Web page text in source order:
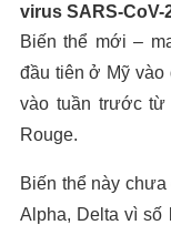
virus SARS-
Biến thể mới –
đầu tiên ở Mỹ
vào tuần trước từ
Rouge.
Biến thể này
Alpha, Delta vì số